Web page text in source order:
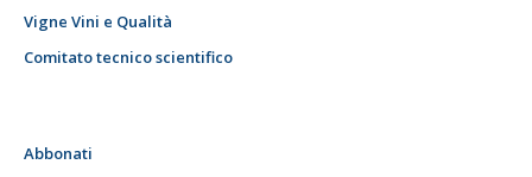
Vigne Vini e Qualità
Comitato tecnico scientifico
Abbonati